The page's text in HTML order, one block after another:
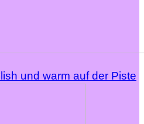
und warm auf der Piste